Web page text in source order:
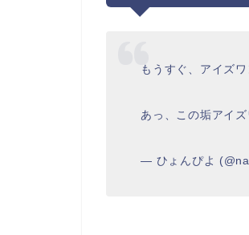
もうすぐ、アイズ
あっ、この垢アイ
— ひょんぴよ